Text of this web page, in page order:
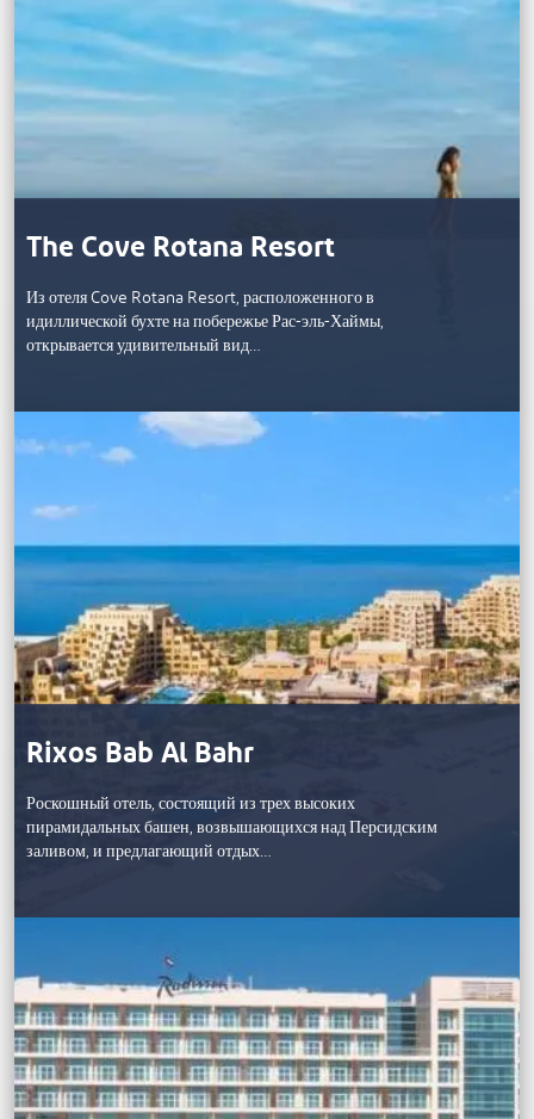
The Cove Rotana Resort
Из отеля Cove Rotana Resort, расположенного в
идиллической бухте на побережье Рас-эль-Хаймы,
открывается удивительный вид…
Rixos Bab Al Bahr
Роскошный отель, состоящий из трех высоких
пирамидальных башен, возвышающихся над Персидским
заливом, и предлагающий отдых…